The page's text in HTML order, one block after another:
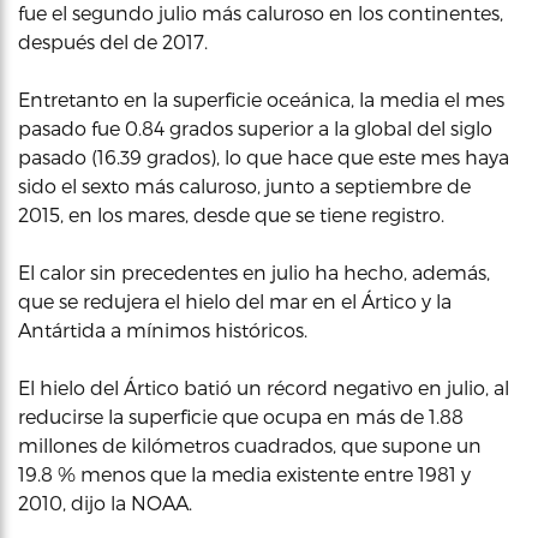
fue el segundo julio más caluroso en los continentes,
después del de 2017.
Entretanto en la superficie oceánica, la media el mes
pasado fue 0.84 grados superior a la global del siglo
pasado (16.39 grados), lo que hace que este mes haya
sido el sexto más caluroso, junto a septiembre de
2015, en los mares, desde que se tiene registro.
El calor sin precedentes en julio ha hecho, además,
que se redujera el hielo del mar en el Ártico y la
Antártida a mínimos históricos.
El hielo del Ártico batió un récord negativo en julio, al
reducirse la superficie que ocupa en más de 1.88
millones de kilómetros cuadrados, que supone un
19.8 % menos que la media existente entre 1981 y
2010, dijo la NOAA.